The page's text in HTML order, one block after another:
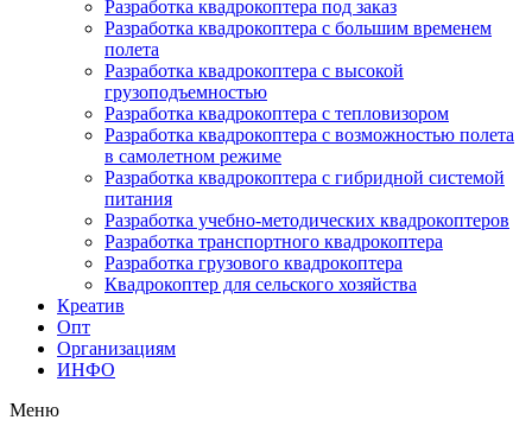
Разработка квадрокоптера под заказ
Разработка квадрокоптера с большим временем
полета
Разработка квадрокоптера с высокой
грузоподъемностью
Разработка квадрокоптера с тепловизором
Разработка квадрокоптера с возможностью полета
в самолетном режиме
Разработка квадрокоптера с гибридной системой
питания
Разработка учебно-методических квадрокоптеров
Разработка транспортного квадрокоптера
Разработка грузового квадрокоптера
Квадрокоптер для сельского хозяйства
Креатив
Опт
Организациям
ИНФО
Меню